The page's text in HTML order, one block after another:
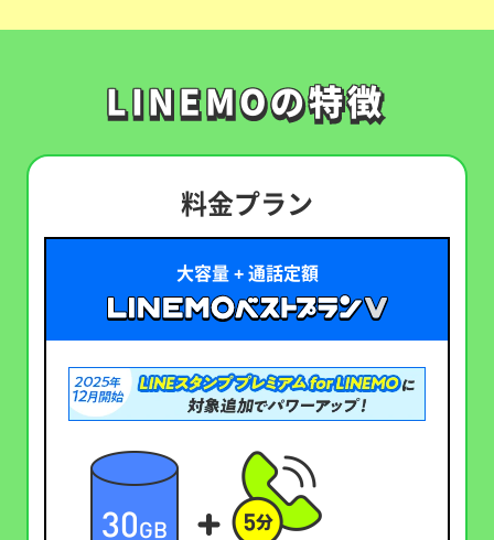
LINEMOの特徴
LINEMOの特徴
料金プラン
大容量 + 通話定額